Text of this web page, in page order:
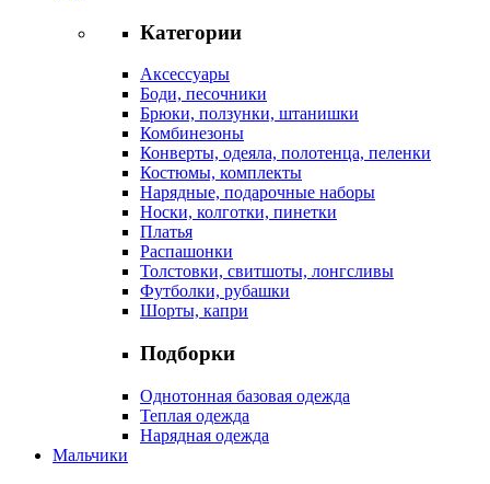
Категории
Аксессуары
Боди, песочники
Брюки, ползунки, штанишки
Комбинезоны
Конверты, одеяла, полотенца, пеленки
Костюмы, комплекты
Нарядные, подарочные наборы
Носки, колготки, пинетки
Платья
Распашонки
Толстовки, свитшоты, лонгсливы
Футболки, рубашки
Шорты, капри
Подборки
Однотонная базовая одежда
Теплая одежда
Нарядная одежда
Мальчики